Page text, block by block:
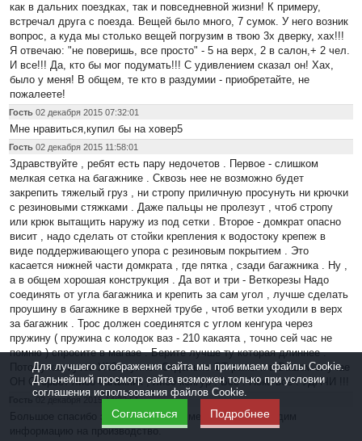
как в дальних поездках, так и повседневной жизни! К примеру,
встречал друга с поезда. Вещей было много, 7 сумок. У него возник
вопрос, а куда мы столько вещей погрузим в твою 3х дверку, хах!!!
Я отвечаю: "не поверишь, все просто" - 5 на верх, 2 в салон,+ 2 чел.
И все!!! Да, кто бы мог подумать!!! С удивлением сказал он! Хах,
было у меня! В общем, те кто в раздумии - приобретайте, не
пожалеете!
Гость 02 декабря 2015 07:32:01
Мне нравиться,купил бы на ховер5
Гость 02 декабря 2015 11:58:01
Здравствуйте , ребят есть пару недочетов . Первое - слишком
мелкая сетка на багажнике . Сквозь нее не возможно будет
закрепить тяжелый груз , ни стропу приличную просунуть ни крючки
с резиновыми стяжками . Даже пальцы не пролезут , чтоб стропу
или крюк вытащить наружу из под сетки . Второе - домкрат опасно
висит , надо сделать от стойки крепления к водостоку крепеж в
виде поддерживающего упора с резиновым покрытием . Это
касается нижней части домкрата , где пятка , сзади багажника . Ну ,
а в общем хорошая конструкция . Да вот и три - Веткорезы Надо
соединять от угла багажника и крепить за сам угол , лучше сделать
проушину в багажнике в верхней трубе , чтоб ветки уходили в верх
за багажник . Трос должен соединятся с углом кенгура через
пружину ( пружина с колодок ваз - 210 какаята , точно сей час не
помню ) спросите в магазе . Берите лучше ту которая длиннее .
Потому как кузов УАЗа гуляет Отдельно ОТ рамы и в Вашем случае
ОН Оторвет либо багажник , либо кенгур . Все . Пока все . УДАЧИ !!!
02 декабря 2015 14:32:51
Большое спасибо за подробный комментарий. Передадим
информацию на производство.
Для лучшего отображения сайта мы принимаем файлы Cookie.
Дальнейший просмотр сайта возможен только при условии
соглашения использования файлов Cookie.
Согласиться Подробнее